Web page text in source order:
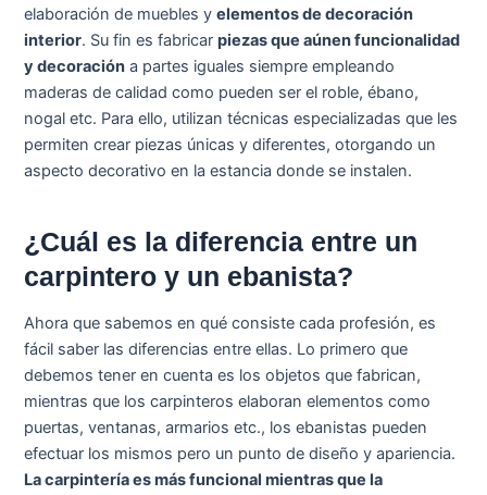
elaboración de muebles yelementos de decoración
interior. Su fin es fabricarpiezas que aúnen funcionalidad
y decoración a partes iguales siempre empleando
maderas de calidad como pueden ser el roble, ébano,
nogal etc. Para ello, utilizan técnicas especializadas que les
permiten crear piezas únicas y diferentes, otorgando un
aspecto decorativo en la estancia donde se instalen.
¿Cuál es la diferencia entre un
carpintero y un ebanista?
Ahora que sabemos en qué consiste cada profesión, es
fácil saber las diferencias entre ellas. Lo primero que
debemos tener en cuenta es los objetos que fabrican,
mientras que los carpinteros elaboran elementos como
puertas, ventanas, armarios etc., los ebanistas pueden
efectuar los mismos pero un punto de diseño y apariencia.
La carpintería es más funcional mientras que la